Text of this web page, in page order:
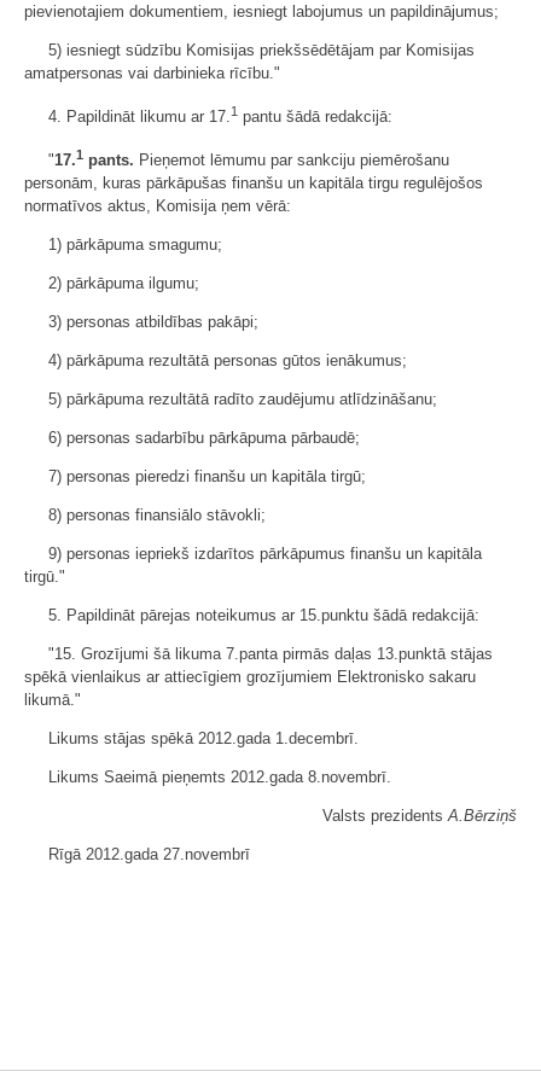
pievienotajiem dokumentiem, iesniegt labojumus un papildinājumus;
5) iesniegt sūdzību Komisijas priekšsēdētājam par Komisijas
amatpersonas vai darbinieka rīcību."
4. Papildināt likumu ar 17. 1 pantu šādā redakcijā:
"17.1 pants. Pieņemot lēmumu par sankciju piemērošanu
personām, kuras pārkāpušas finanšu un kapitāla tirgu regulējošos
normatīvos aktus, Komisija ņem vērā:
1) pārkāpuma smagumu;
2) pārkāpuma ilgumu;
3) personas atbildības pakāpi;
4) pārkāpuma rezultātā personas gūtos ienākumus;
5) pārkāpuma rezultātā radīto zaudējumu atlīdzināšanu;
6) personas sadarbību pārkāpuma pārbaudē;
7) personas pieredzi finanšu un kapitāla tirgū;
8) personas finansiālo stāvokli;
9) personas iepriekš izdarītos pārkāpumus finanšu un kapitāla
tirgū."
5. Papildināt pārejas noteikumus ar 15.punktu šādā redakcijā:
"15. Grozījumi šā likuma 7.panta pirmās daļas 13.punktā stājas
spēkā vienlaikus ar attiecīgiem grozījumiem Elektronisko sakaru
likumā."
Likums stājas spēkā 2012.gada 1.decembrī.
Likums Saeimā pieņemts 2012.gada 8.novembrī.
Valsts prezidentsA.Bērziņš
Rīgā 2012.gada 27.novembrī